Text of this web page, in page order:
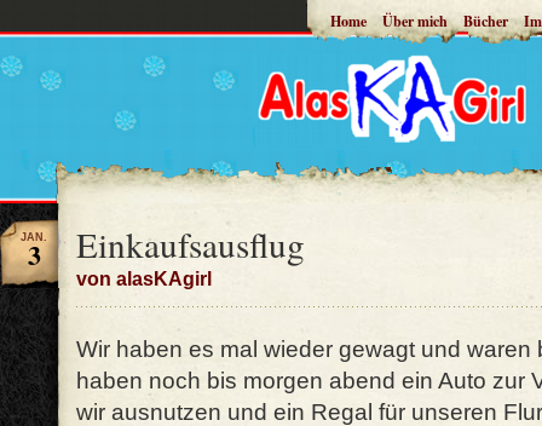
Home Über mich Bücher
Einkaufsausflug
von alasKAgirl
JAN.
3
Wir haben es mal wieder gewagt und waren
haben noch bis morgen abend ein Auto zur
wir ausnutzen und ein Regal für unseren